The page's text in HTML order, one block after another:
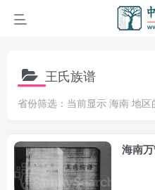
王氏族谱
省份筛选：当前显示 海南 地区
海南